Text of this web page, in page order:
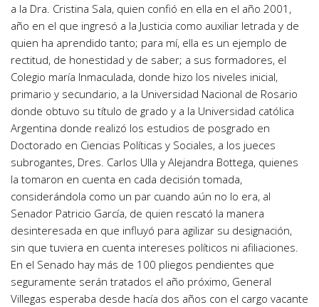
a la Dra. Cristina Sala, quien confió en ella en el año 2001,
año en el que ingresó a la Justicia como auxiliar letrada y de
quien ha aprendido tanto; para mí, ella es un ejemplo de
rectitud, de honestidad y de saber; a sus formadores, el
Colegio maría Inmaculada, donde hizo los niveles inicial,
primario y secundario, a la Universidad Nacional de Rosario
donde obtuvo su título de grado y a la Universidad católica
Argentina donde realizó los estudios de posgrado en
Doctorado en Ciencias Políticas y Sociales, a los jueces
subrogantes, Dres. Carlos Ulla y Alejandra Bottega, quienes
la tomaron en cuenta en cada decisión tomada,
considerándola como un par cuando aún no lo era, al
Senador Patricio García, de quien rescató la manera
desinteresada en que influyó para agilizar su designación,
sin que tuviera en cuenta intereses políticos ni afiliaciones.
En el Senado hay más de 100 pliegos pendientes que
seguramente serán tratados el año próximo, General
Villegas esperaba desde hacía dos años con el cargo vacante